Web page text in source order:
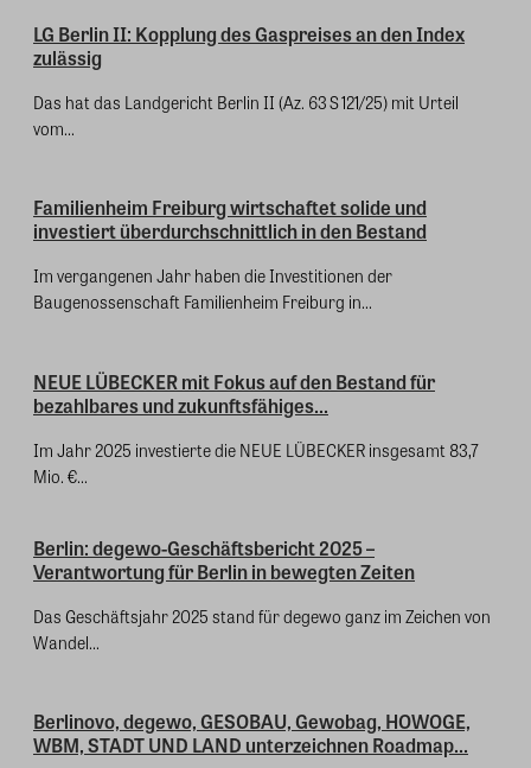
LG Berlin II: Kopplung des Gaspreises an den Index
zulässig
Das hat das Landgericht Berlin II (Az. 63 S 121/25) mit Urteil
vom...
Familienheim Freiburg wirtschaftet solide und
investiert überdurchschnittlich in den Bestand
Im vergangenen Jahr haben die Investitionen der
Baugenossenschaft Familienheim Freiburg in...
NEUE LÜBECKER mit Fokus auf den Bestand für
bezahlbares und zukunftsfähiges...
Im Jahr 2025 investierte die NEUE LÜBECKER insgesamt 83,7
Mio. €...
Berlin: degewo-Geschäftsbericht 2025 –
Verantwortung für Berlin in bewegten Zeiten
Das Geschäftsjahr 2025 stand für degewo ganz im Zeichen von
Wandel...
Berlinovo, degewo, GESOBAU, Gewobag, HOWOGE,
WBM, STADT UND LAND unterzeichnen Roadmap...